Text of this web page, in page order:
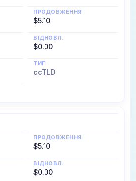
ПРОДОВЖЕННЯ
$5.10
ВІДНОВЛ.
$0.00
ТИП
ccTLD
ПРОДОВЖЕННЯ
$5.10
ВІДНОВЛ.
$0.00